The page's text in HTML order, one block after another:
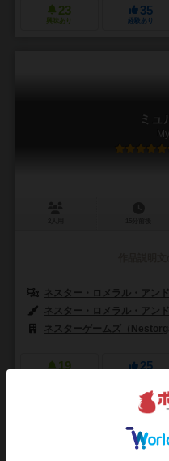
23
興味あり
35
経験あり
ミュ
ネスター・ロメラル・アン
ネスター・ロメラル・アン
ネスターゲームズ（
19 25